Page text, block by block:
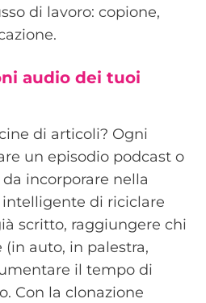
di lavoro: copione,
audio dei tuoi
di articoli? Ogni
un episodio podcast o
incorporare nella
di riciclare
scritto, raggiungere chi
auto, in palestra,
il tempo di
Con la clonazione